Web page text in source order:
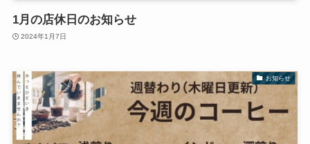
1月の店休日のお知らせ
2024年1月7日
お知らせ